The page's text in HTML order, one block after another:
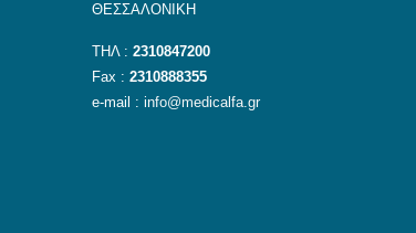
ΘΕΣΣΑΛΟΝΙΚΗ
ΤΗΛ : 2310847200
Fax : 2310888355
e-mail : info@medicalfa.gr